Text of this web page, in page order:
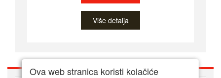
Više detalja
Ova web stranica koristi kolačiće